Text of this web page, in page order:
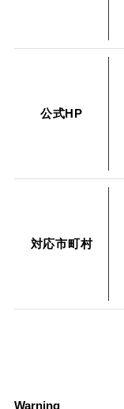
公式HP
対応市町村
Warning